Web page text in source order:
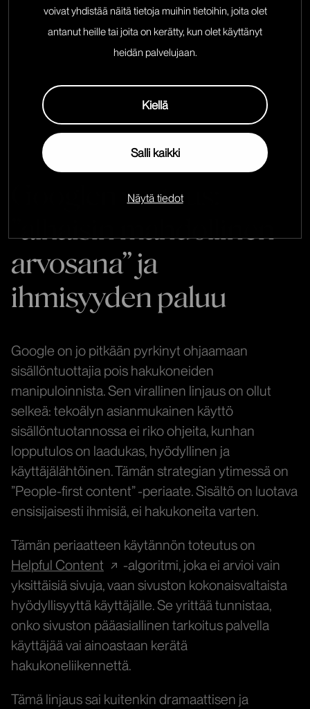
voivat yhdistää näitä tietoja muihin tietoihin, joita olet
antanut heille tai joita on kerätty, kun olet käyttänyt
heidän palvelujaan.
Kiellä
Salli kaikki
Näytä tiedot
sisällöllistä inflaatiota vastaan. Kun yhä suurempi
määrä geneeristä sisältöä kilpailee samasta
käyttäjän huomiosta, hakukoneen ainoa keino
laaturimaa armottomasti. Tämä johti
väistämättömään vastareaktioon, joka muutti
pelisäännöt pysyvästi vuoden 2025 alussa.
Googlen vastaus:
arvosana” ja
ihmisyyden paluu
Google on jo pitkään pyrkinyt ohjaamaan
sisällöntuottajia pois hakukoneiden
manipuloinnista. Sen virallinen linjaus on ollut
selkeä: tekoälyn asianmukainen käyttö
sisällöntuotannossa ei riko ohjeita, kunhan
lopputulos on laadukas, hyödyllinen ja
käyttäjälähtöinen. Tämän strategian ytimessä on
”People-first content” -periaate. Sisältö on luotava
ensisijaisesti ihmisiä, ei hakukoneita varten.
Tämän periaatteen käytännön toteutus on
Helpful Content
-algoritmi, joka ei arvioi vain
yksittäisiä sivuja, vaan sivuston kokonaisvaltaista
hyödyllisyyttä käyttäjälle. Se yrittää tunnistaa,
onko sivuston pääasiallinen tarkoitus palvella
käyttäjää vai ainoastaan kerätä
hakukoneliikennettä.
Tämä linjaus sai kuitenkin dramaattisen ja